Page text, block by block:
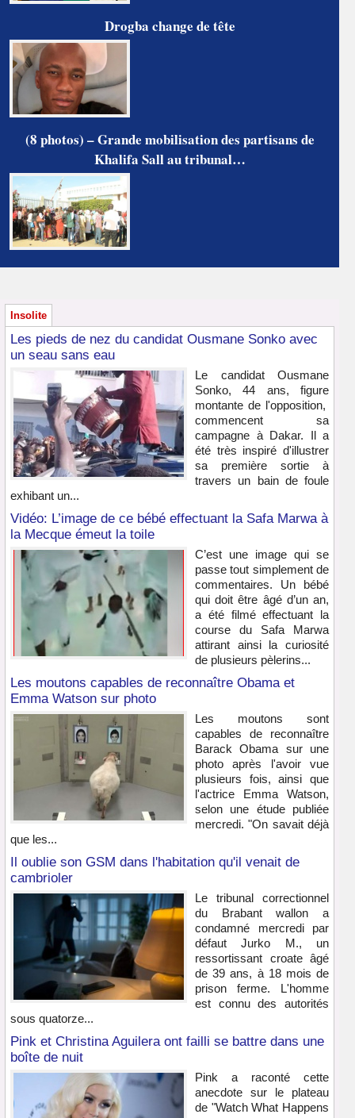
Drogba change de tête
(8 photos) – Grande mobilisation des partisans de
Khalifa Sall au tribunal…
Insolite
Les pieds de nez du candidat Ousmane Sonko avec
un seau sans eau
Le candidat Ousmane
Sonko, 44 ans, figure
montante de l'opposition,
commencent sa
campagne à Dakar. Il a
été très inspiré d'illustrer
sa première sortie à
travers un bain de foule
exhibant un...
Vidéo: L’image de ce bébé effectuant la Safa Marwa à
la Mecque émeut la toile
C’est une image qui se
passe tout simplement de
commentaires. Un bébé
qui doit être âgé d’un an,
a été filmé effectuant la
course du Safa Marwa
attirant ainsi la curiosité
de plusieurs pèlerins...
Les moutons capables de reconnaître Obama et
Emma Watson sur photo
Les moutons sont
capables de reconnaître
Barack Obama sur une
photo après l'avoir vue
plusieurs fois, ainsi que
l'actrice Emma Watson,
selon une étude publiée
mercredi. "On savait déjà
que les...
Il oublie son GSM dans l'habitation qu'il venait de
cambrioler
Le tribunal correctionnel
du Brabant wallon a
condamné mercredi par
défaut Jurko M., un
ressortissant croate âgé
de 39 ans, à 18 mois de
prison ferme. L'homme
est connu des autorités
sous quatorze...
Pink et Christina Aguilera ont failli se battre dans une
boîte de nuit
Pink a raconté cette
anecdote sur le plateau
de "Watch What Happens